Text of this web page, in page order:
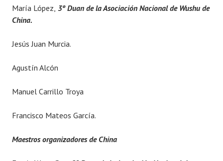
María López, 3º Duan de la Asociación Nacional de Wushu de
China.
Jesús Juan Murcia.
Agustín Alcón
Manuel Carrillo Troya
Francisco Mateos García.
Maestros organizadores de China